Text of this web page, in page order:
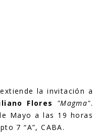
la invitación a
Flores "Magma".
Mayo a las 19 horas
7 “A”, CABA.